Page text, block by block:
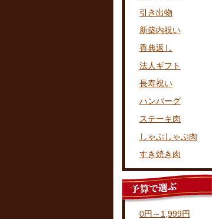
引き出物
新築内祝い
香典返し
法人ギフト
長寿祝い
ハンバーグ
ステーキ肉
しゃぶしゃぶ肉
すき焼き肉
0円～1,999円